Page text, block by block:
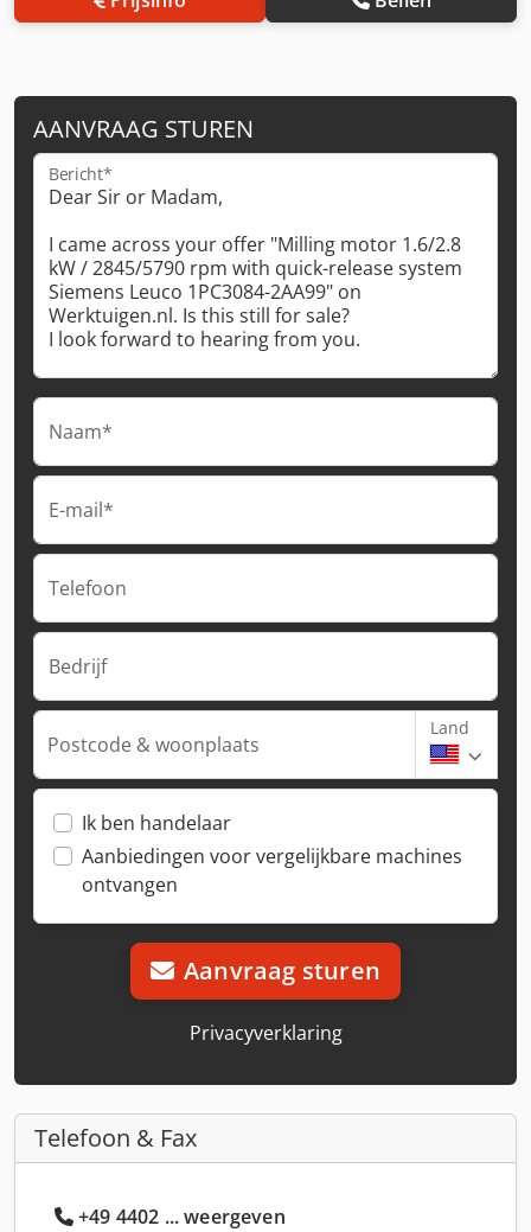
AANVRAAG STUREN
Bericht*
Naam*
E-mail*
Telefoon
Bedrijf
Postcode & woonplaats
Land
Ik ben handelaar
Aanbiedingen voor vergelijkbare machines
ontvangen
Aanvraag sturen
Privacyverklaring
Telefoon & Fax
+49 4402 ... weergeven